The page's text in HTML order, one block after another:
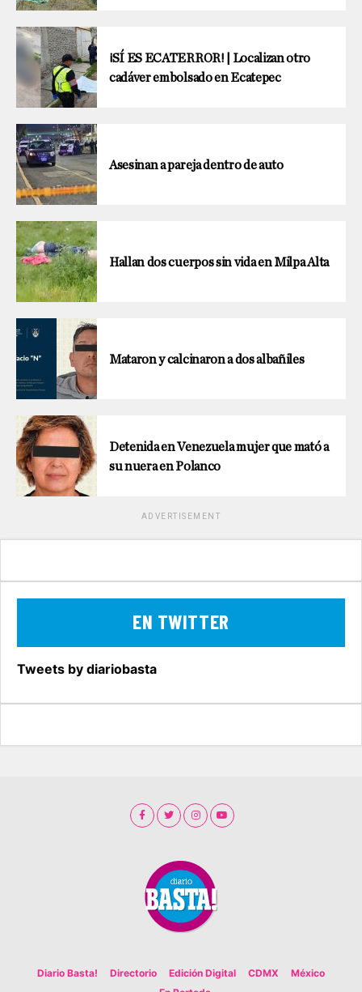
¡SÍ ES ECATERROR! | Localizan otro
cadáver embolsado en Ecatepec
Asesinan a pareja dentro de auto
Hallan dos cuerpos sin vida en Milpa Alta
Mataron y calcinaron a dos albañiles
Detenida en Venezuela mujer que mató a
su nuera en Polanco
ADVERTISEMENT
EN TWITTER
Tweets by diariobasta
Diario Basta! Directorio Edición Digital CDMX
México